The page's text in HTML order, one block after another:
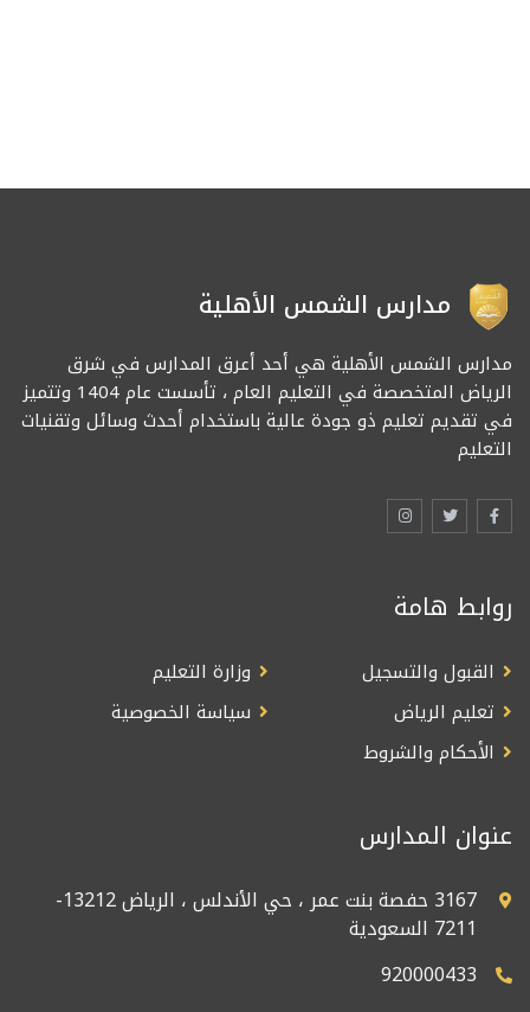
مدارس الشمس الأهلية
مدارس الشمس الأهلية هي أحد أعرق المدارس في شرق
الرياض المتخصصة في التعليم العام ، تأسست عام 1404 وتتميز
في تقديم تعليم ذو جودة عالية باستخدام أحدث وسائل وتقنيات
التعليم
روابط هامة
القبول والتسجيل
وزارة التعليم
تعليم الرياض
سياسة الخصوصية
الأحكام والشروط
عنوان المدارس
3167 حفصة بنت عمر ، حي الأندلس ، الرياض 13212-
7211 السعودية
920000433